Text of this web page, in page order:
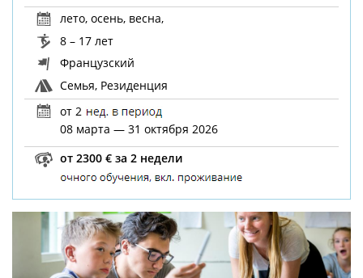
лето,осень, весна,
8 – 17 лет
Французский
Семья, Резиденция
от 2
08 марта — 31 октября 2026
от 2300 € за 2 недели